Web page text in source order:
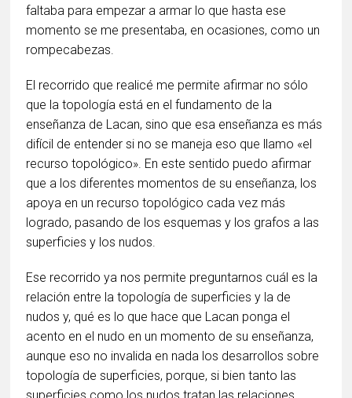
faltaba para empezar a armar lo que hasta ese
momento se me presentaba, en ocasiones, como un
rompecabezas.
El recorrido que realicé me permite afirmar no sólo
que la topología está en el fundamento de la
enseñanza de Lacan, sino que esa enseñanza es más
difícil de entender si no se maneja eso que llamo «el
recurso topológico». En este sentido puedo afirmar
que a los diferentes momentos de su enseñanza, los
apoya en un recurso topológico cada vez más
logrado, pasando de los esquemas y los grafos a las
superficies y los nudos.
Ese recorrido ya nos permite preguntarnos cuál es la
relación entre la topología de superficies y la de
nudos y, qué es lo que hace que Lacan ponga el
acento en el nudo en un momento de su enseñanza,
aunque eso no invalida en nada los desarrollos sobre
topología de superficies, porque, si bien tanto las